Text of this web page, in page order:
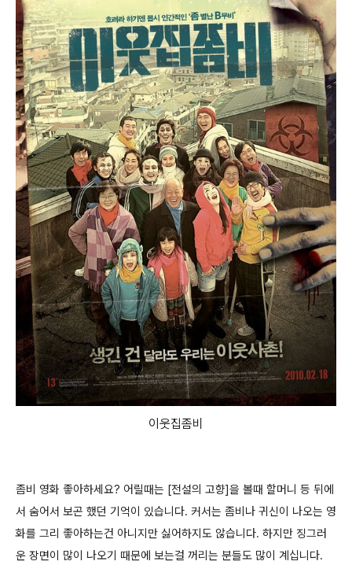
이웃집좀비
좀비 영화 좋아하세요? 어릴때는 [전설의 고향]을 볼때 할머니 등 뒤에
서 숨어서 보곤 했던 기억이 있습니다. 커서는 좀비나 귀신이 나오는 영
화를 그리 좋아하는건 아니지만 싫어하지도 않습니다. 하지만 징그러
운 장면이 많이 나오기 때문에 보는걸 꺼리는 분들도 많이 계십니다.